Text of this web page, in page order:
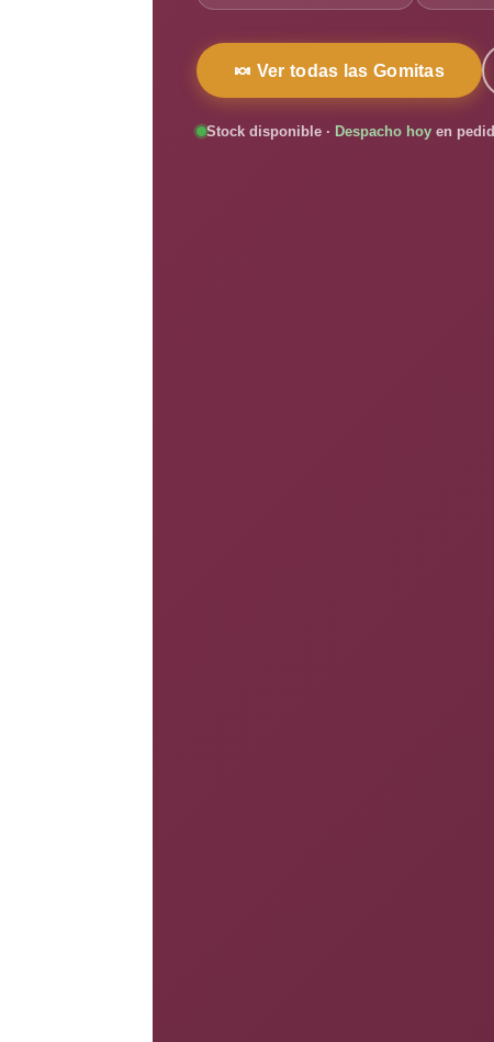
🍬 Ver todas las Gomitas
Stock disponible · Despacho hoy en